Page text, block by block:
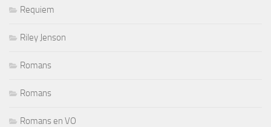
Requiem
Riley Jenson
Romans
Romans
Romans en VO